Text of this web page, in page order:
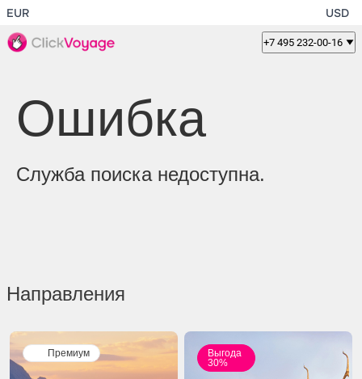
EUR USD
+7 495 232-00-16
Ошибка
Служба поиска недоступна.